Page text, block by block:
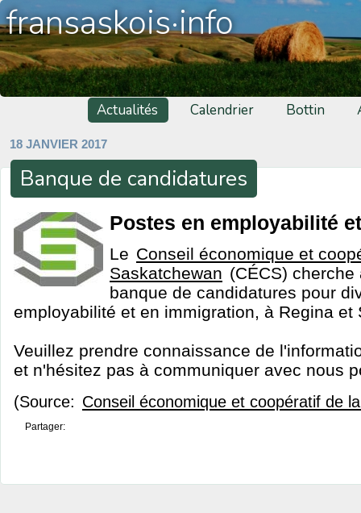
fransaskois·info
Actualités Calendrier Bottin
18 JANVIER 2017
Banque de candidatures
Postes en employabilité
Le Conseil économique et
Saskatchewan (CÉCS)
banque de candidatures pour
employabilité et en immigration, à Regina et
Veuillez prendre connaissance de
et n'hésitez pas à communiquer avec nous
(Source: Conseil économique et coopératif de
Partager: